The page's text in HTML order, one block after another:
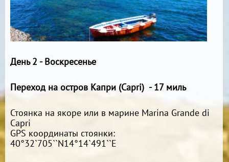
День 2 - Воскресенье
Переход на остров Капри (Capri) - 17 миль
Стоянка на якоре или в марине Marina Grande di
Capri
GPS координаты стоянки:
40°32`705``N14°14`491``E